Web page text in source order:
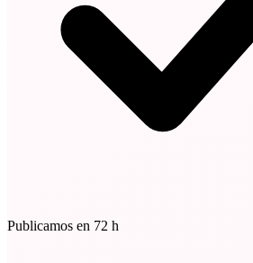
Publicamos en 72 h